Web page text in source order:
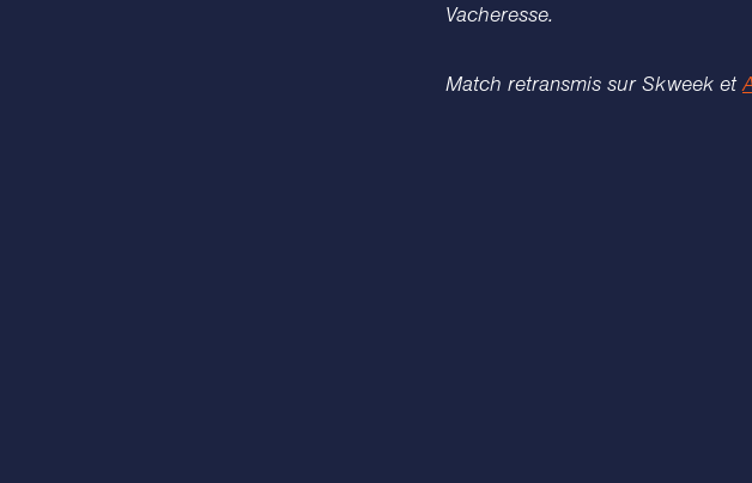
Vacheresse.
Match retransmis sur Skweek et